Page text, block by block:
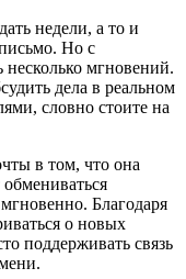
недели, а то и
Но с
мгновений.
дела в реальном
словно стоите на
в том, что она
Благодаря
о новых
поддерживать связь